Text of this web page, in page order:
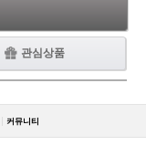
관심상품
커뮤니티